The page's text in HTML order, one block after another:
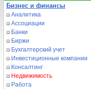
Бизнес и финансы
Аналитика
Ассоциации
Банки
Биржи
Бухгалтерский учет
Инвестиционные компании
Консалтинг
Недвижимость
Работа